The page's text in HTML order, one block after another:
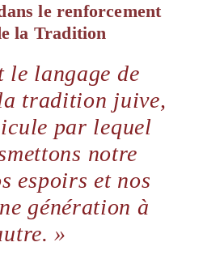
le renforcement
la Tradition
le langage de
tradition juive,
par lequel
notre
espoirs et nos
génération à
»